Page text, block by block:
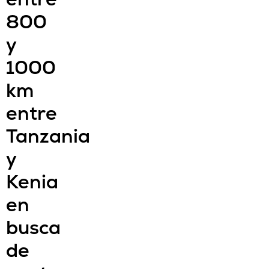
800
y
1000
km
entre
Tanzania
y
Kenia
en
busca
de